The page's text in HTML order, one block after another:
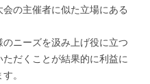
の主催者に似た立場にある
ニーズを汲み上げ役に立つ
だくことが結果的に利益に
。